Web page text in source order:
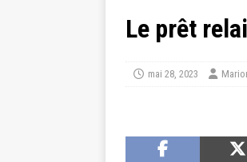
Le prêt
mai 28, 2023